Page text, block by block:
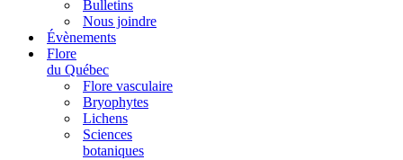
Bulletins
Nous joindre
Évènements
Flore
du Québec
Flore vasculaire
Bryophytes
Lichens
Sciences
botaniques